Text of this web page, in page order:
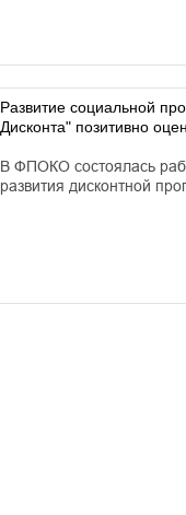
Развитие социальной
Дисконта" позитивно
В ФПОКО состоялась
развития дисконтной